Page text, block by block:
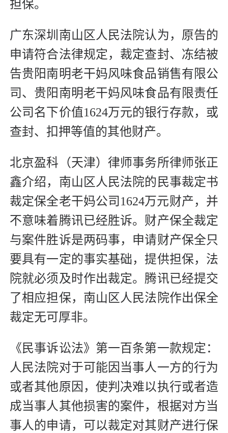
担保。
广东深圳南山区人民法院认为，原告的
申请符合法律规定，裁定查封、冻结被
告贵阳南明老干妈风味食品销售有限公
司、贵阳南明老干妈风味食品有限责任
公司名下价值1624万元的银行存款，或
查封、扣押等值的其他财产。
北京盈科（天津）律师事务所律师张正
鑫介绍，南山区人民法院的民事裁定书
裁定保全老干妈公司1624万元财产，并
不意味着腾讯已经胜诉。财产保全裁定
与案件胜诉是两码事，申请财产保全只
要具有一定的事实基础，提供担保，法
院就必须及时作出裁定。腾讯已经提交
了相应担保，南山区人民法院作出保全
裁定无可厚非。
《民事诉讼法》第一百条第一款规定：
人民法院对于可能因当事人一方的行为
或者其他原因，使判决难以执行或者造
成当事人其他损害的案件，根据对方当
事人的申请，可以裁定对其财产进行保